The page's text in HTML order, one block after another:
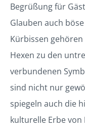
Begrüßung für
Glauben auch
Kürbissen
Hexen zu den
verbundenen
sind nicht nur
spiegeln auch die
kulturelle Erbe von